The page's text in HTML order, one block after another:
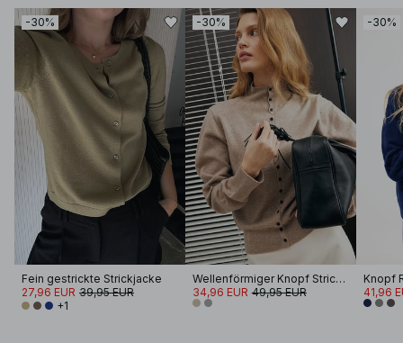
-30%
Fein gestrickte Strickjacke
27,96 EUR 39,95 EUR
+1
-30%
Wellenförmiger Knopf Strickcardigan
34,96 EUR 49,95 EUR
-30%
Knopf
41,96